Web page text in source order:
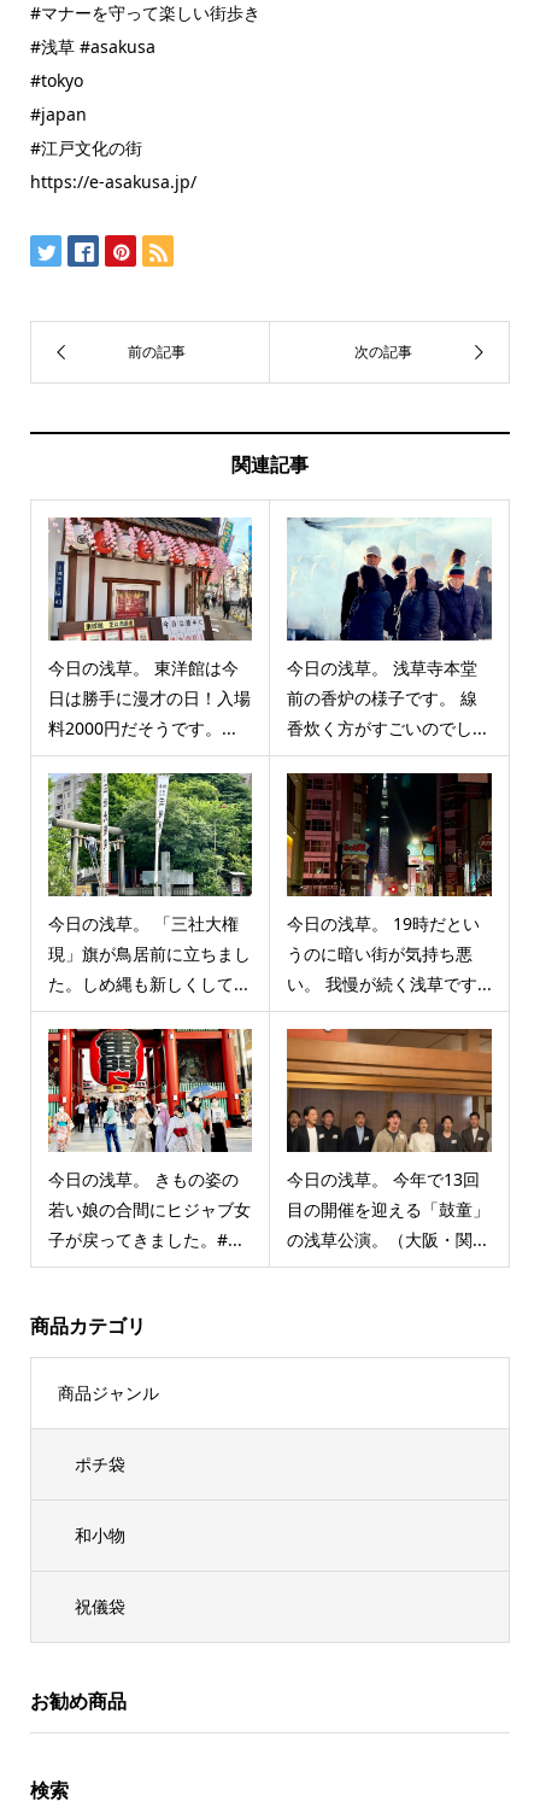
#マナーを守って楽しい街歩き
#浅草 #asakusa
#tokyo
#japan
#江戸文化の街
https://e-asakusa.jp/
関連記事
今日の浅草。 東洋館は今
日は勝手に漫才の日！入場
料2000円だそうです。...
今日の浅草。 浅草寺本堂
前の香炉の様子です。 線
香炊く方がすごいのでし...
今日の浅草。 「三社大権
現」旗が鳥居前に立ちまし
た。しめ縄も新しくして...
今日の浅草。 19時だとい
うのに暗い街が気持ち悪
い。 我慢が続く浅草です...
今日の浅草。 きもの姿の
若い娘の合間にヒジャブ女
子が戻ってきました。#...
今日の浅草。 今年で13回
目の開催を迎える「鼓童」
の浅草公演。（大阪・関...
商品カテゴリ
商品ジャンル
ポチ袋
和小物
祝儀袋
お勧め商品
検索